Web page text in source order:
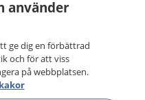
använder
ge dig en förbättrad
och för att viss
på webbplatsen.